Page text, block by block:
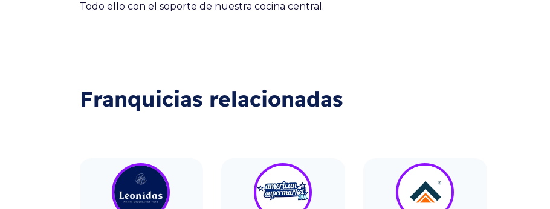
Todo ello con el soporte de nuestra cocina central.
Franquicias relacionadas